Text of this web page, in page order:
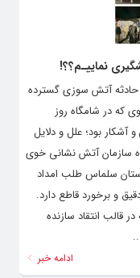
نماییـم؟؟!
حادثه آتش سوزی گسترده
که در شامگاه روز
کاملا مبرهن و آشکار بود؛ علل و دلایل
سازمان آتش نشانی خوی
سلماس طلب امداد
و برخورد قاطع دارد.
قالب انتقاد سازنده
ادامه خبر